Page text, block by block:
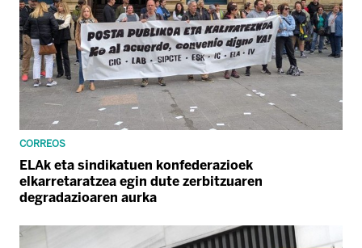
CORREOS
ELAk eta sindikatuen konfederazioek
elkarretaratzea egin dute zerbitzuaren
degradazioaren aurka